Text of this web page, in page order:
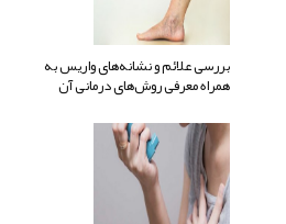
بررسی علائم و نشانه‌های واریس به
همراه معرفی روش‌های درمانی آن